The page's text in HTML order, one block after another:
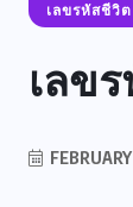
เลขรหัสชีวิต
เลข